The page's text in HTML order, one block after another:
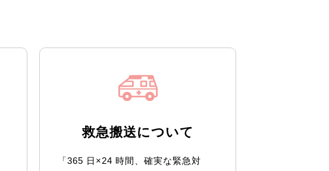
救急搬送について
「365 日×24 時間、確実な緊急対